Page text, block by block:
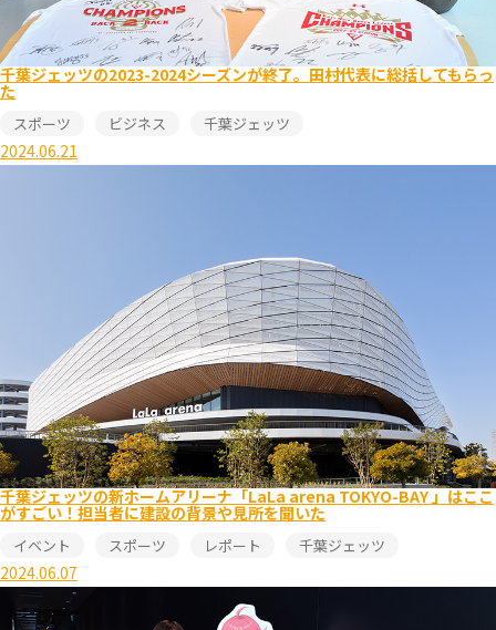
千葉ジェッツの2023-2024シーズンが終了。田村代表に総括してもらっ
た
スポーツ ビジネス 千葉ジェッツ
2024.06.21
千葉ジェッツの新ホームアリーナ「LaLa arena TOKYO-BAY 」はここ
がすごい！担当者に建設の背景や見所を聞いた
イベント スポーツ レポート 千葉ジェッツ
2024.06.07